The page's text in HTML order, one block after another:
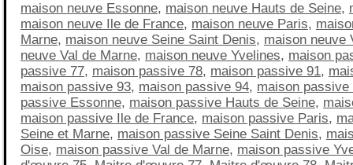
maison neuve Essonne, maison neuve Hauts de Seine,
maison neuve Ile de France, maison neuve Paris,
Marne, maison neuve Seine Saint Denis, maison neuve
neuve Val de Marne, maison neuve Yvelines, maison
passive 77, maison passive 78, maison passive 91,
maison passive 93, maison passive 94, maison passive
passive Essonne, maison passive Hauts de Seine,
maison passive Ile de France, maison passive Paris,
Seine et Marne, maison passive Seine Saint Denis,
Oise, maison passive Val de Marne, maison passive